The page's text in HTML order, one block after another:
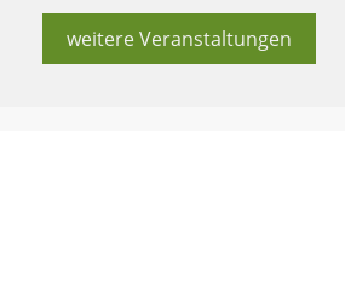
weitere Veranstaltungen